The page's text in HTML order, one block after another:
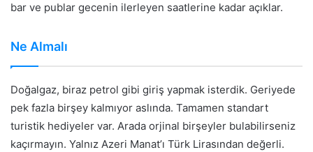
bar ve publar gecenin ilerleyen saatlerine kadar açıklar.
Ne Almalı
Doğalgaz, biraz petrol gibi giriş yapmak isterdik. Geriyede
pek fazla birşey kalmıyor aslında. Tamamen standart
turistik hediyeler var. Arada orjinal birşeyler bulabilirseniz
kaçırmayın. Yalnız Azeri Manat’ı Türk Lirasından değerli.